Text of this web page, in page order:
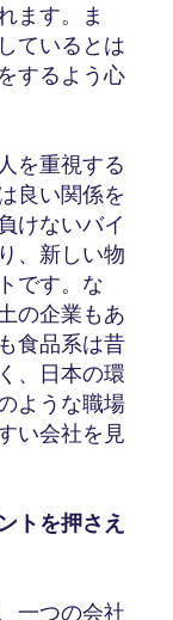
ます。ま
ているとは
するよう心
を重視する
良い関係を
けないバイ
、新しい物
です。な
の企業もあ
食品系は昔
、日本の環
ような職場
い会社を見
トを押さえ
一つの会社